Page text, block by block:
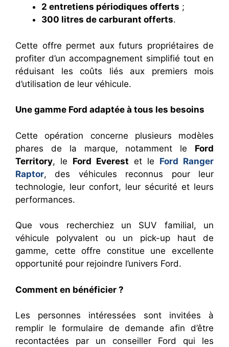
2 entretiens périodiques offerts ;
300 litres de carburant offerts.
Cette offre permet aux futurs propriétaires de
profiter d’un accompagnement simplifié tout en
réduisant les coûts liés aux premiers mois
d’utilisation de leur véhicule.
Une gamme Ford adaptée à tous les besoins
Cette opération concerne plusieurs modèles
phares de la marque, notamment le Ford
Territory, le Ford Everest et le Ford Ranger
Raptor, des véhicules reconnus pour leur
technologie, leur confort, leur sécurité et leurs
performances.
Que vous recherchiez un SUV familial, un
véhicule polyvalent ou un pick-up haut de
gamme, cette offre constitue une excellente
opportunité pour rejoindre l’univers Ford.
Comment en bénéficier ?
Les personnes intéressées sont invitées à
remplir le formulaire de demande afin d’être
recontactées par un conseiller Ford qui les